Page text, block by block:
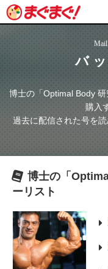
Mail
バ
博士の「Optimal Body 研
購入
過去に配信された号を
博士の「
ーリスト